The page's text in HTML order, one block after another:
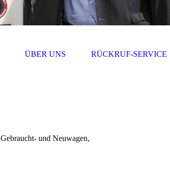
ÜBER UNS RÜCKRUF-SERVICE
und Neuwagen,